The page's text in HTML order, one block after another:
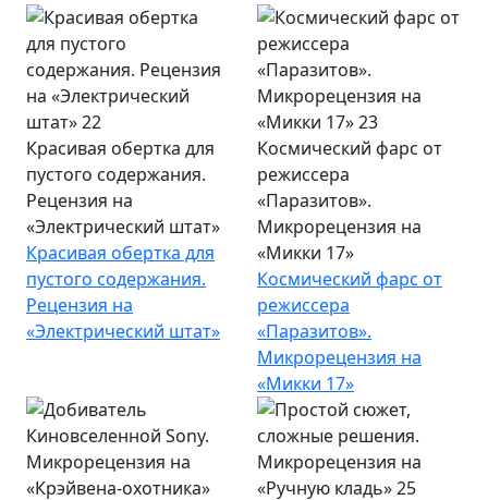
Красивая обертка для
пустого содержания.
Рецензия на
«Электрический штат»
Красивая обертка для
пустого содержания.
Рецензия на
«Электрический штат»
Космический фарс от
режиссера
«Паразитов».
Микрорецензия на
«Микки 17»
Космический фарс от
режиссера
«Паразитов».
Микрорецензия на
«Микки 17»